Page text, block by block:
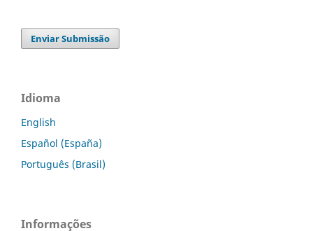
Enviar Submissão
Idioma
English
Español (España)
Português (Brasil)
Informações